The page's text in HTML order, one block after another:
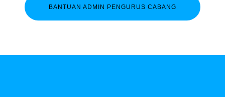
BANTUAN ADMIN PENGURUS CABANG